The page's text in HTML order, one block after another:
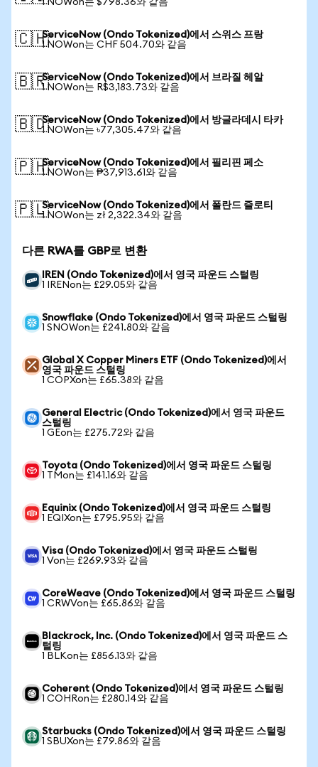
1 NOWon는 $798.36와 같음
🇨🇭ServiceNow (Ondo Tokenized)에서 스위스 프랑
1 NOWon는 CHF 504.70와 같음
🇧🇷ServiceNow (Ondo Tokenized)에서 브라질 헤알
1 NOWon는 R$3,183.73와 같음
🇧🇩ServiceNow (Ondo Tokenized)에서 방글라데시 타카
1 NOWon는 ৳77,305.47와 같음
🇵🇭ServiceNow (Ondo Tokenized)에서 필리핀 페소
1 NOWon는 ₱37,913.61와 같음
🇵🇱ServiceNow (Ondo Tokenized)에서 폴란드 즐로티
1 NOWon는 zł 2,322.34와 같음
다른 RWA를 GBP로 변환
IREN (Ondo Tokenized)에서 영국 파운드 스털링
1 IRENon는 £29.05와 같음
Snowflake (Ondo Tokenized)에서 영국 파운드 스털링
1 SNOWon는 £241.80와 같음
Global X Copper Miners ETF (Ondo Tokenized)에서
영국 파운드 스털링
1 COPXon는 £65.38와 같음
General Electric (Ondo Tokenized)에서 영국 파운드
스털링
1 GEon는 £275.72와 같음
Toyota (Ondo Tokenized)에서 영국 파운드 스털링
1 TMon는 £141.16와 같음
Equinix (Ondo Tokenized)에서 영국 파운드 스털링
1 EQIXon는 £795.95와 같음
Visa (Ondo Tokenized)에서 영국 파운드 스털링
1 Von는 £269.93와 같음
CoreWeave (Ondo Tokenized)에서 영국 파운드 스털링
1 CRWVon는 £65.86와 같음
Blackrock, Inc. (Ondo Tokenized)에서 영국 파운드 스
털링
1 BLKon는 £856.13와 같음
Coherent (Ondo Tokenized)에서 영국 파운드 스털링
1 COHRon는 £280.14와 같음
Starbucks (Ondo Tokenized)에서 영국 파운드 스털링
1 SBUXon는 £79.86와 같음